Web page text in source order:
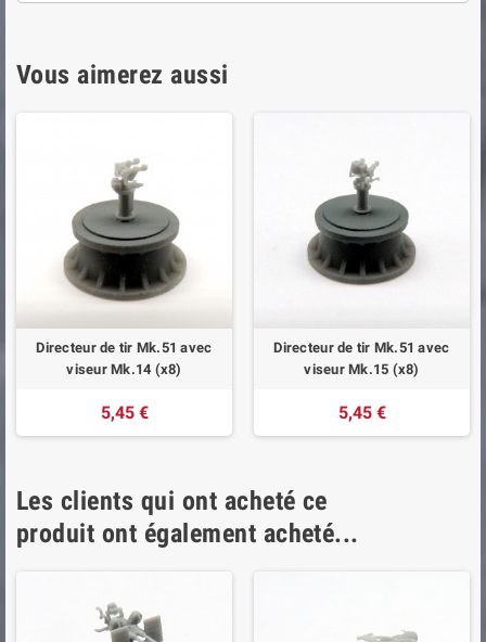
Vous aimerez aussi
Directeur de tir Mk.51 avec
viseur Mk.14 (x8)
5,45 €
Directeur de tir Mk.51 avec
viseur Mk.15 (x8)
5,45 €
Les clients qui ont acheté ce
produit ont également acheté...